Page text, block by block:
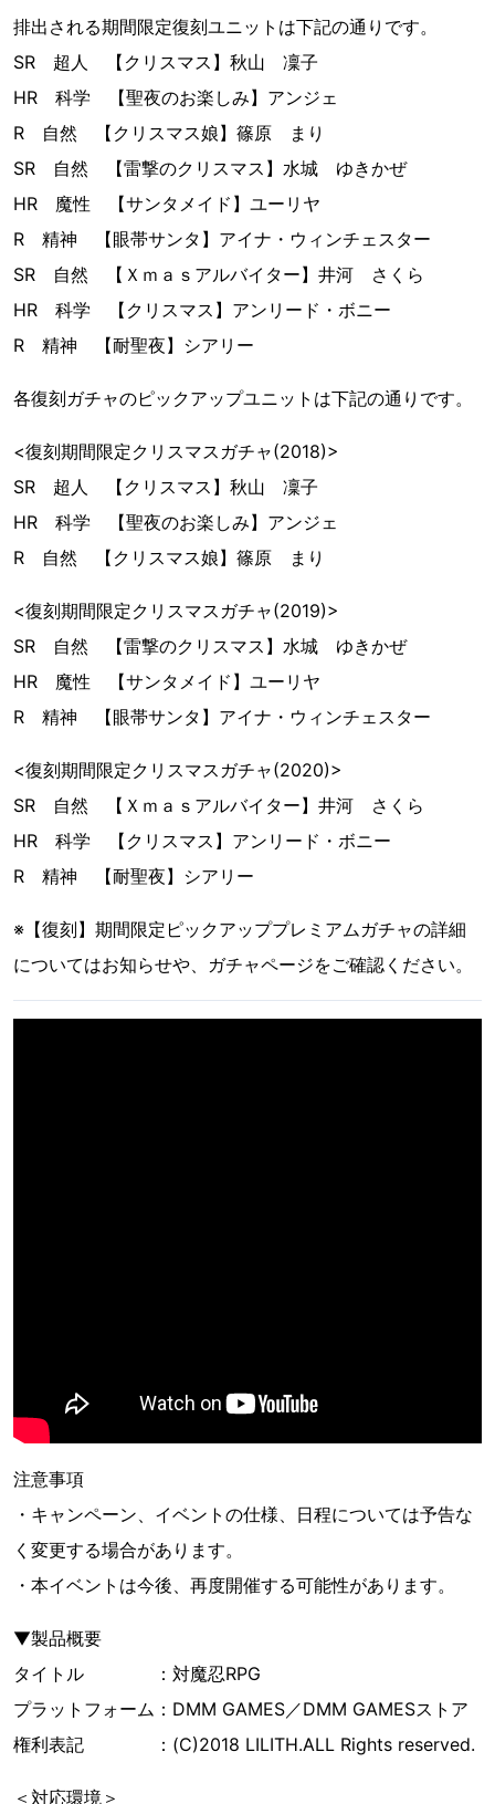
排出される期間限定復刻ユニットは下記の通りです。
SR 超人 【クリスマス】秋山 凜子
HR 科学 【聖夜のお楽しみ】アンジェ
R 自然 【クリスマス娘】篠原 まり
SR 自然 【雷撃のクリスマス】水城 ゆきかぜ
HR 魔性 【サンタメイド】ユーリヤ
R 精神 【眼帯サンタ】アイナ・ウィンチェスター
SR 自然 【Ｘｍａｓアルバイター】井河 さくら
HR 科学 【クリスマス】アンリード・ボニー
R 精神 【耐聖夜】シアリー
各復刻ガチャのピックアップユニットは下記の通りです。
<復刻期間限定クリスマスガチャ(2018)>
SR 超人 【クリスマス】秋山 凜子
HR 科学 【聖夜のお楽しみ】アンジェ
R 自然 【クリスマス娘】篠原 まり
<復刻期間限定クリスマスガチャ(2019)>
SR 自然 【雷撃のクリスマス】水城 ゆきかぜ
HR 魔性 【サンタメイド】ユーリヤ
R 精神 【眼帯サンタ】アイナ・ウィンチェスター
<復刻期間限定クリスマスガチャ(2020)>
SR 自然 【Ｘｍａｓアルバイター】井河 さくら
HR 科学 【クリスマス】アンリード・ボニー
R 精神 【耐聖夜】シアリー
※【復刻】期間限定ピックアッププレミアムガチャの詳細
についてはお知らせや、ガチャページをご確認ください。
注意事項
・キャンペーン、イベントの仕様、日程については予告な
く変更する場合があります。
・本イベントは今後、再度開催する可能性があります。
▼製品概要
タイトル ：対魔忍RPG
プラットフォーム：DMM GAMES／DMM GAMESストア
権利表記 ：(C)2018 LILITH.ALL Rights reserved.
＜対応環境＞